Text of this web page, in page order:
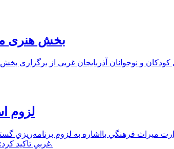
بخش هنری
لزوم
ميراث فرهنگي بااشاره به لزوم برنامه‌ريزي
غربي تاکيد کرد: از ظرفيت‌هاي بالقوه و منحصربه‌فرد آذربايجان غربي در بازارهاي جهاني استفاده شود.